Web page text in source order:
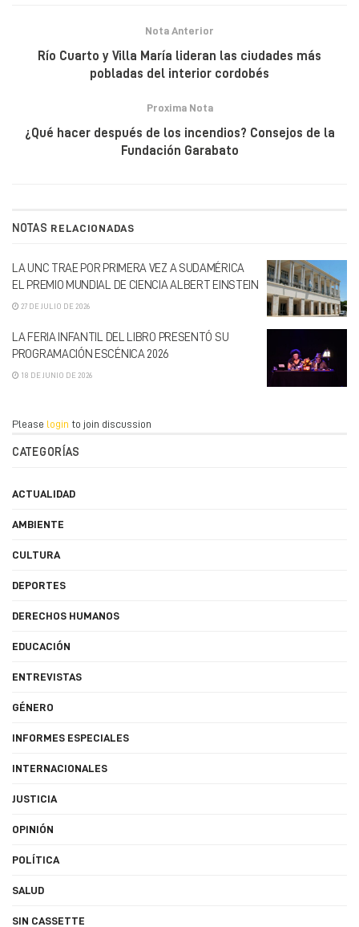
Nota Anterior
Río Cuarto y Villa María lideran las ciudades más
pobladas del interior cordobés
Proxima Nota
¿Qué hacer después de los incendios? Consejos de la
Fundación Garabato
NOTAS RELACIONADAS
LA UNC TRAE POR PRIMERA VEZ A SUDAMÉRICA
EL PREMIO MUNDIAL DE CIENCIA ALBERT EINSTEIN
27 DE JULIO DE 2026
LA FERIA INFANTIL DEL LIBRO PRESENTÓ SU
PROGRAMACIÓN ESCÉNICA 2026
18 DE JUNIO DE 2026
Please login to join discussion
CATEGORÍAS
ACTUALIDAD
AMBIENTE
CULTURA
DEPORTES
DERECHOS HUMANOS
EDUCACIÓN
ENTREVISTAS
GÉNERO
INFORMES ESPECIALES
INTERNACIONALES
JUSTICIA
OPINIÓN
POLÍTICA
SALUD
SIN CASSETTE